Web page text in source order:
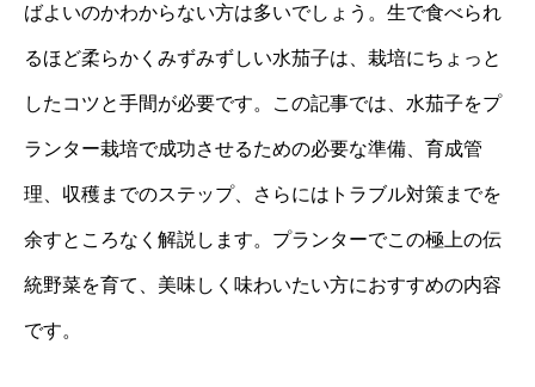
ばよいのかわからない方は多いでしょう。生で食べられ
るほど柔らかくみずみずしい水茄子は、栽培にちょっと
したコツと手間が必要です。この記事では、水茄子をプ
ランター栽培で成功させるための必要な準備、育成管
理、収穫までのステップ、さらにはトラブル対策までを
余すところなく解説します。プランターでこの極上の伝
統野菜を育て、美味しく味わいたい方におすすめの内容
です。